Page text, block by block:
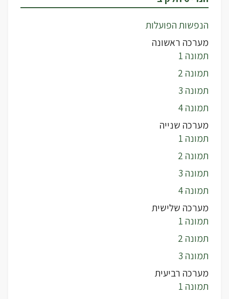
הנפשות הפועלות
מערכה ראשונה
תמונה 1
תמונה 2
תמונה 3
תמונה 4
מערכה שנייה
תמונה 1
תמונה 2
תמונה 3
תמונה 4
מערכה שלישית
תמונה 1
תמונה 2
תמונה 3
מערכה רביעית
תמונה 1